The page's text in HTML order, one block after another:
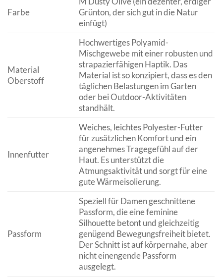
Farbe
Grünton, der sich gut in die Natur
einfügt)
Material
Oberstoff
Hochwertiges Polyamid-
Mischgewebe mit einer robusten und
strapazierfähigen Haptik. Das
Material ist so konzipiert, dass es den
täglichen Belastungen im Garten
oder bei Outdoor-Aktivitäten
standhält.
Innenfutter
Weiches, leichtes Polyester-Futter
für zusätzlichen Komfort und ein
angenehmes Tragegefühl auf der
Haut. Es unterstützt die
Atmungsaktivität und sorgt für eine
gute Wärmeisolierung.
Passform
Speziell für Damen geschnittene
Passform, die eine feminine
Silhouette betont und gleichzeitig
genügend Bewegungsfreiheit bietet.
Der Schnitt ist auf körpernahe, aber
nicht einengende Passform
ausgelegt.